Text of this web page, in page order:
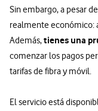
Sin embargo, a pesar
realmente económico:
Además,tienes una
comenzar los pagos
tarifas de fibra y móvil.
El servicio está